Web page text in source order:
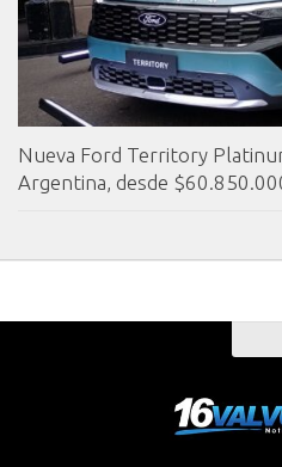
Nueva Ford Territory
Argentina, desde